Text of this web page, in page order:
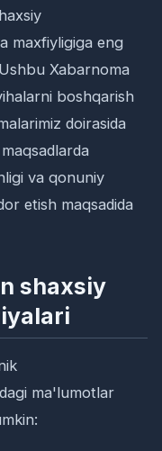
maxfiyligiga eng
Xabarnoma
boshqarish
doirasida
va qonuniy
etish maqsadida
shaxsiy
ma'lumotlar